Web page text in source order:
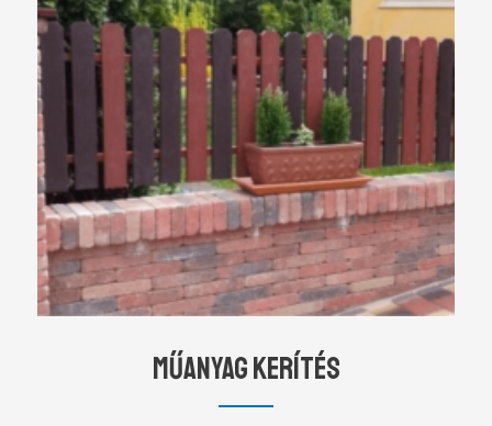
MŰANYAG KERÍTÉS